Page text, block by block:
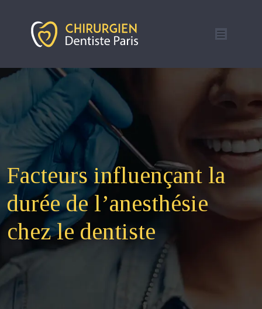
Facteurs influençant la
durée de l’anesthésie
chez le dentiste